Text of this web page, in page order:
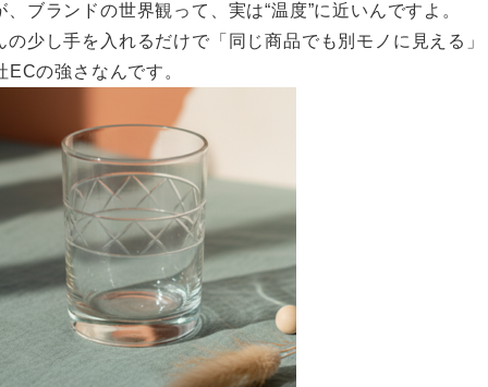
ブランドの世界観って、実は“温度”に近いんですよ。
少し手を入れるだけで「同じ商品でも別モノに見える
の強さなんです。